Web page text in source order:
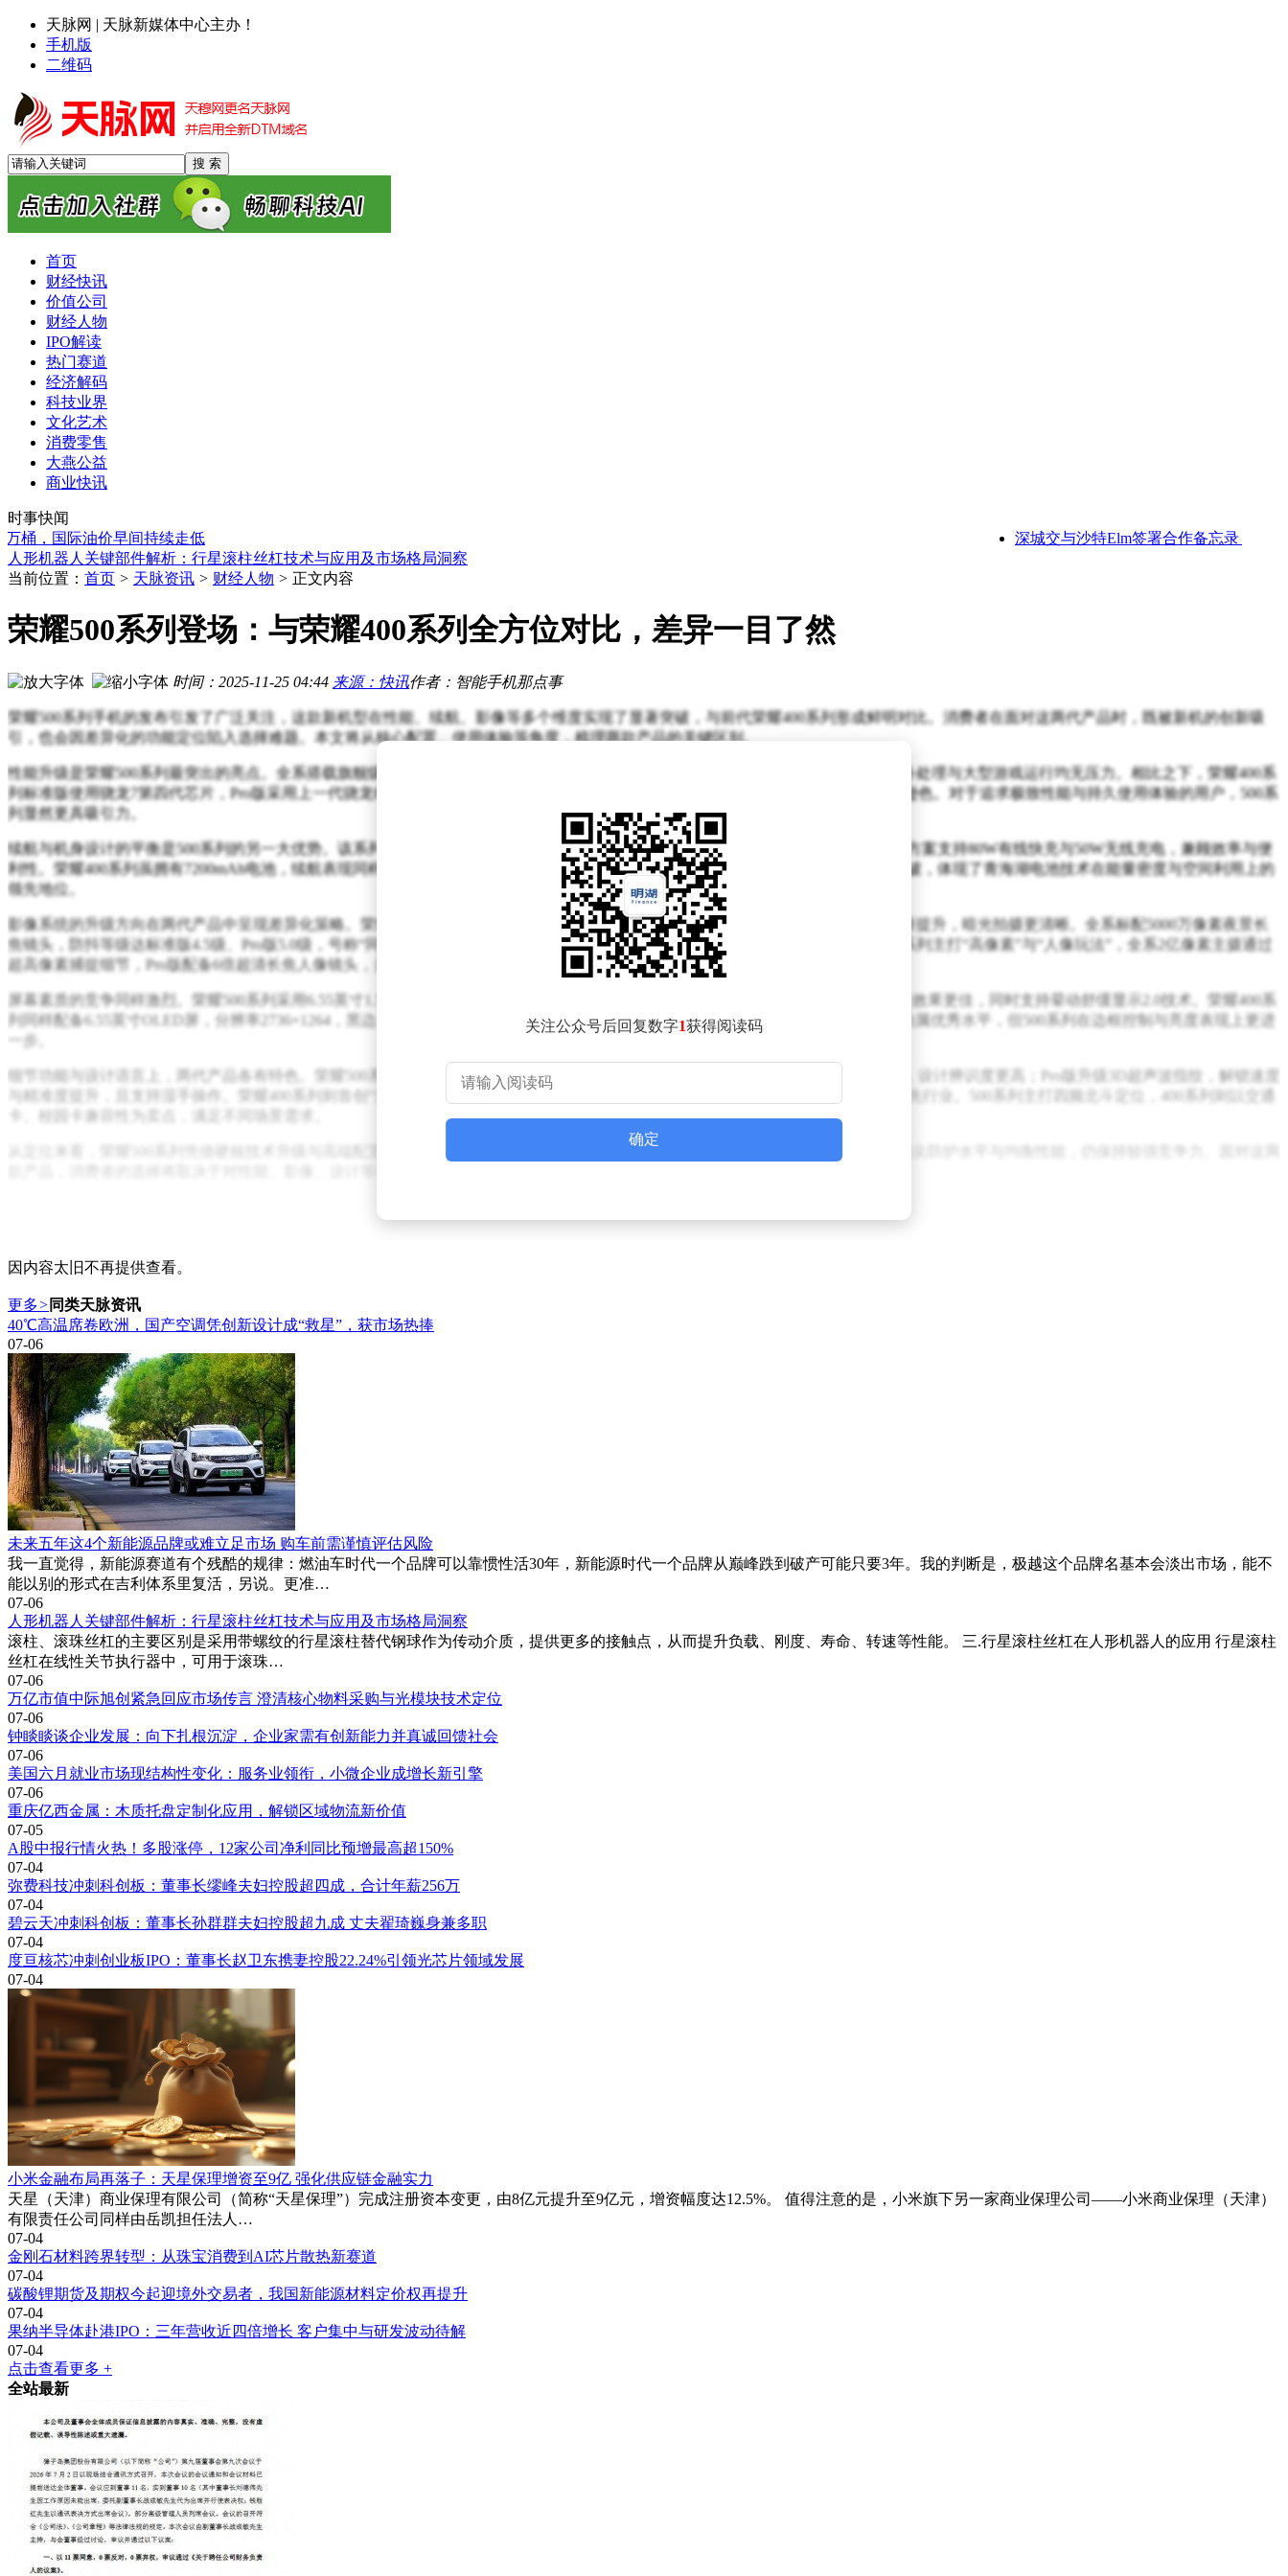
天脉网 | 天脉新媒体中心主办！
手机版
二维码
首页
财经快讯
价值公司
财经人物
IPO解读
热门赛道
经济解码
科技业界
文化艺术
消费零售
大燕公益
商业快讯
时事快闻
国际油价早间持续走低
深城交与沙特Elm签署合作备忘录，共绘智
碧云天冲刺科创板：董事长孙群群夫妇控股超九成 丈夫翟琦巍身兼多职
未来五年这4个新能源品牌或难立足市场 购车前需谨慎评估风险
人形机器人关键部件解析：行星滚柱丝杠技术与应用及市场格局洞察
万亿市值中际旭创紧急回应市场传言 澄清核心物料采购与光模块技术定位
钟睒睒谈企业发展：向下扎根沉淀，企业家需有创新能力并真诚回馈社会
重庆亿西金属：木质托盘定制化应用，解锁区域物流新价值
A股中报行情火热！多股涨停，12家公司净利同比预增最高超150%
碧云天冲刺科创板：董事长孙群群夫妇控股超九成 丈夫翟琦巍身兼多职
当前位置： 首页 > 天脉资讯 > 财经人物 > 正文内容
荣耀500系列登场：与荣耀400系列全方位对比，差异一目了然
时间：2025-11-25 04:44 来源：快讯作者：智能手机那点事
荣耀500系列手机的发布引发了广泛关注，这款新机型在性能、续航、影像等多个维度实现了显著突破，与前代荣耀400系列形成鲜明对比。消费者在面对这两代产品时，既被新机的创新吸
引，也会因差异化的功能定位陷入选择难题。本文将从核心配置、使用体验等角度，梳理两款产品的关键区别。
性能升级是荣耀500系列最突出的亮点。全系搭载旗舰级芯片，标准版采用骁龙8s第四代处理器，Pro版则配备骁龙8至尊版芯片，多任务处理与大型游戏运行均无压力。相比之下，荣耀400系
列标准版使用骁龙7第四代芯片，Pro版采用上一代骁龙8第三代芯片，虽能满足日常需求，但在长期使用流畅度与极限场景表现上稍显逊色。对于追求极致性能与持久使用体验的用户，500系
列显然更具吸引力。
续航与机身设计的平衡是500系列的另一大优势。该系列最高配备8000mAh超大容量电池，厚度仅7.75mm，堪称“大电池轻薄机”。充电方案支持80W有线快充与50W无线充电，兼顾效率与便
利性。荣耀400系列虽拥有7200mAh电池，续航表现同样优秀，但Pro版厚度达7.8mm、重量196克，在便携性上略逊一筹。500系列的突破，体现了青海湖电池技术在能量密度与空间利用上的
领先地位。
影像系统的升级方向在两代产品中呈现差异化策略。荣耀500系列聚焦“大底传感器”与“防抖技术”，主摄感光面积同档最大，进光量显著提升，暗光拍摄更清晰。全系标配5000万像素夜景长
焦镜头，防抖等级达标准版4.5级、Pro版5.0级，号称“同档最稳”。这种硬件层面的强化，旨在提升拍摄成功率与画质基础。而荣耀400系列主打“高像素”与“人像玩法”，全系2亿像素主摄通过
超高像素捕捉细节，Pro版配备6倍超清长焦人像镜头，并搭载AI去皱纹、图片生成视频等趣味功能，更适合追求创意拍摄的用户。
屏幕素质的竞争同样激烈。荣耀500系列采用6.55英寸1.5K绿洲护眼屏，黑边仅1.05毫米，局部峰值亮度达6000尼特，在强光环境下显示效果更佳，同时支持晕动舒缓显示2.0技术。荣耀400系
列同样配备6.55英寸OLED屏，分辨率2736×1264，黑边1.45毫米，峰值亮度5000尼特，新增暗光护眼模式与高频PWM调光。尽管两者均属优秀水平，但500系列在边框控制与亮度表现上更进
一步。
细节功能与设计语言上，两代产品各有特色。荣耀500系列引入“水晶岛”后摄模组，提升空间利用率，提供月光银、海蓝宝等四种配色，设计辨识度更高；Pro版升级3D超声波指纹，解锁速度
与精准度提升，且支持湿手操作。荣耀400系列则首创“流光织锦”工艺，背板纹理质感独特，全系支持IP68+IP69防尘防水，防护等级领先行业。500系列主打四频北斗定位，400系列则以交通
从定位来看，荣耀500系列凭借硬核技术升级与高端配置，适合预算充足、追求前沿体验的用户；而调整价格后的荣耀400系列，凭借顶尖防护水平与均衡性能，仍保持较强竞争力。面对这两
关注公众号后回复数字1获得阅读码
确定
因内容太旧不再提供查看。
更多> 同类天脉资讯
40℃高温席卷欧洲，国产空调凭创新设计成“救星”，获市场热捧
07-06
未来五年这4个新能源品牌或难立足市场 购车前需谨慎评估风险
我一直觉得，新能源赛道有个残酷的规律：燃油车时代一个品牌可以靠惯性活30年，新能源时代一个品牌从巅峰跌到破产可能只要3年。我的判断是，极越这个品牌名基本会淡出市场，能不
能以别的形式在吉利体系里复活，另说。更准…
07-06
人形机器人关键部件解析：行星滚柱丝杠技术与应用及市场格局洞察
滚柱、滚珠丝杠的主要区别是采用带螺纹的行星滚柱替代钢球作为传动介质，提供更多的接触点，从而提升负载、刚度、寿命、转速等性能。 三.行星滚柱丝杠在人形机器人的应用 行星滚柱
丝杠在线性关节执行器中，可用于滚珠…
07-06
万亿市值中际旭创紧急回应市场传言 澄清核心物料采购与光模块技术定位
07-06
钟睒睒谈企业发展：向下扎根沉淀，企业家需有创新能力并真诚回馈社会
07-06
美国六月就业市场现结构性变化：服务业领衔，小微企业成增长新引擎
07-06
重庆亿西金属：木质托盘定制化应用，解锁区域物流新价值
07-05
A股中报行情火热！多股涨停，12家公司净利同比预增最高超150%
07-04
弥费科技冲刺科创板：董事长缪峰夫妇控股超四成，合计年薪256万
07-04
碧云天冲刺科创板：董事长孙群群夫妇控股超九成 丈夫翟琦巍身兼多职
07-04
度亘核芯冲刺创业板IPO：董事长赵卫东携妻控股22.24%引领光芯片领域发展
07-04
小米金融布局再落子：天星保理增资至9亿 强化供应链金融实力
天星（天津）商业保理有限公司（简称“天星保理”）完成注册资本变更，由8亿元提升至9亿元，增资幅度达12.5%。 值得注意的是，小米旗下另一家商业保理公司——小米商业保理（天津）
有限责任公司同样由岳凯担任法人…
07-04
金刚石材料跨界转型：从珠宝消费到AI芯片散热新赛道
07-04
碳酸锂期货及期权今起迎境外交易者，我国新能源材料定价权再提升
07-04
果纳半导体赴港IPO：三年营收近四倍增长 客户集中与研发波动待解
07-04
点击查看更多 +
全站最新